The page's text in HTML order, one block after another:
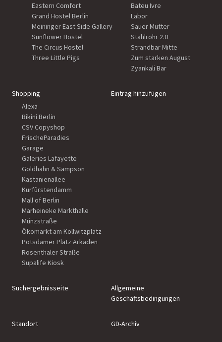
Eastern Comfort
Grand Hostel Berlin
Meininger East Side Gallery
Sunflower Hostel
The Circus Hostel
Three Little Pigs
Bateu Ivre
Labor
Sauer Mutter
Stahlrohr 2.0
Strandbar Mitte
Zum starken August
Zyankali Bar
Shopping
Alexa
Bikini Berlin
CSV Copyshop
FrischeParadies
Garage
Galeries Lafayette
Goldhahn & Sampson
Kastanienallee
Kurfürstendamm
Mall of Berlin
Marheineke Markthalle
Münzstraße
Ökomarkt am Kollwitzplatz
Potsdamer Platz Arkaden
Rosenthaler Straße
Supalife Kiosk
Eintrag hinzufügen
Suchergebnisseite
Allgemeine
Geschäftsbedingungen
Standort GD-Archiv